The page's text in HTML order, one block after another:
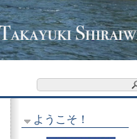
ようこそ！